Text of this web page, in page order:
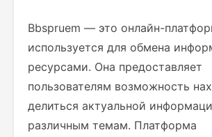
Bbspruem — это онлайн-
используется для обмена
ресурсами. Она предоставляет
пользователям возможность
делиться актуальной
различным темам. Платформа